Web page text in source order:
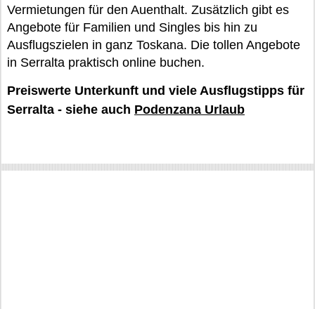
Vermietungen für den Auenthalt. Zusätzlich gibt es
Angebote für Familien und Singles bis hin zu
Ausflugszielen in ganz Toskana. Die tollen Angebote
in Serralta praktisch online buchen.
Preiswerte Unterkunft und viele Ausflugstipps für
Serralta - siehe auch Podenzana Urlaub